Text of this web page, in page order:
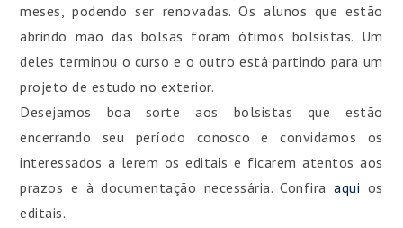
meses, podendo ser renovadas. Os alunos que estão
abrindo mão das bolsas foram ótimos bolsistas. Um
deles terminou o curso e o outro está partindo para um
projeto de estudo no exterior.
Desejamos boa sorte aos bolsistas que estão
encerrando seu período conosco e convidamos os
interessados a lerem os editais e ficarem atentos aos
prazos e à documentação necessária. Confiraaqui os
editais.